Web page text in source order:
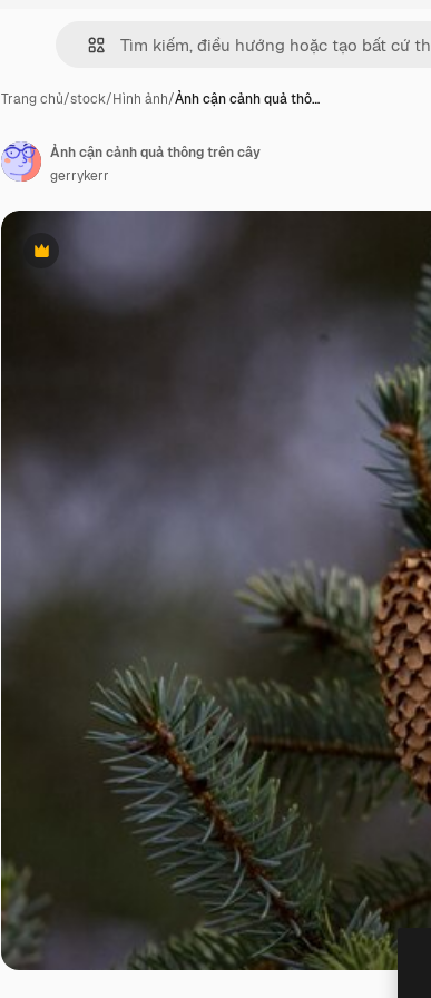
Trang chủ/stock/Hình ảnh/Ảnh cận cảnh quả thô…
Phần thưởng
Ảnh cận cảnh quả thông trên cây
gerrykerr